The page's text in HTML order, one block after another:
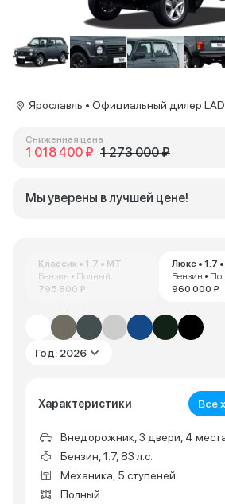
Классик • 1.7 • MT
Бензин • Полный
795 800 ₽
Люкс • 1.7
Бензин •
960 000 ₽
Год: 2026
Характеристики Все
Внедорожник, 3 двери, 4
Бензин, 1.7, 83 л.с.
Механика, 5 ступеней
Полный
Ярославль • Официальный дилер
Сниженная цена
1 018 400 ₽ 1 273 000 ₽
Мы уверены в лучшей цене!